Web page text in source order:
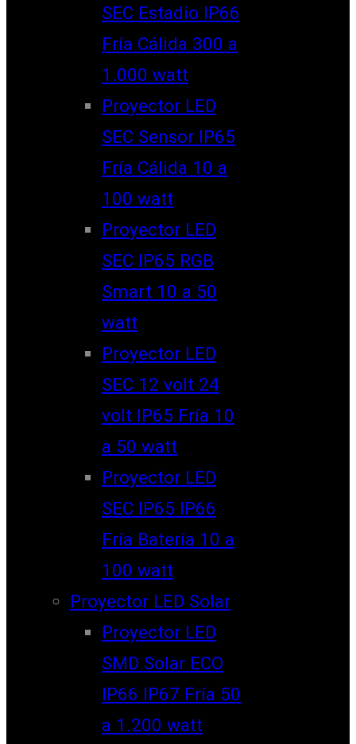
SEC Estadio IP66
Fría Cálida 300 a
1.000 watt
Proyector LED
SEC Sensor IP65
Fría Cálida 10 a
100 watt
Proyector LED
SEC IP65 RGB
Smart 10 a 50
watt
Proyector LED
SEC 12 volt 24
volt IP65 Fría 10
a 50 watt
Proyector LED
SEC IP65 IP66
Fría Batería 10 a
100 watt
Proyector LED Solar
Proyector LED
SMD Solar ECO
IP66 IP67 Fría 50
a 1.200 watt